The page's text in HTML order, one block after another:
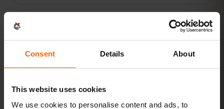
Consent Details About
This website uses cookies
We use cookies to personalise content and ads, to
数値はすべて目安です。実際の使用量は端末やアプリの設定、使い方
によって異なります。
アクティベーション